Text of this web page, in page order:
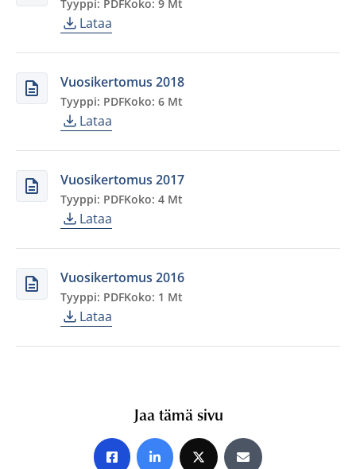
Tyyppi: PDFKoko: 9 Mt
Lataa
Vuosikertomus 2018
Tyyppi: PDFKoko: 6 Mt
Lataa
Vuosikertomus 2017
Tyyppi: PDFKoko: 4 Mt
Lataa
Vuosikertomus 2016
Tyyppi: PDFKoko: 1 Mt
Lataa
Jaa tämä sivu
Jaa Facebookissa
Jaa LinkedInissä
Jaa X:ssäJaa sähköpostitse